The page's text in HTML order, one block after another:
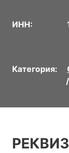
ИНН:
Категория: